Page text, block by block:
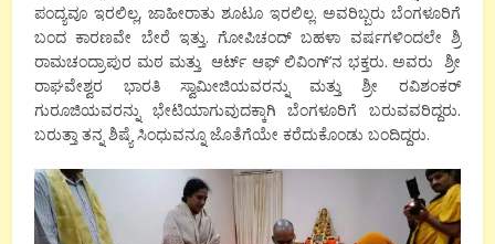
ಪಂದ್ಯವೂ ಇರಲಿಲ್ಲ, ಜಾಹೀರಾತು ಶೂಟೂ ಇರಲಿಲ್ಲ. ಅವರಿಬ್ಬರು ಬೆಂಗಳೂರಿಗೆ
ಬಂದ ಕಾರಣವೇ ಬೇರೆ ಇತ್ತು. ಗೋಪಿಚಂದ್ ಬಹಳಾ ವರ್ಷಗಳಿಂದಲೇ ಶ್ರಿ
ರಾಮಚಂದ್ರಾಪುರ ಮಠ ಮತ್ತು ಆರ್ಟ್ ಆಫ್ ಲಿವಿಂಗ್’ನ ಭಕ್ತರು. ಅವರು ಶ್ರೀ
ರಾಘವೇಶ್ವರ ಭಾರತಿ ಸ್ವಾಮೀಜಿಯವರನ್ನು ಮತ್ತು ಶ್ರೀ ರವಿಶಂಕರ್
ಗುರೂಜಿಯವರನ್ನು ಭೇಟಿಯಾಗುವುದಕ್ಕಾಗಿ ಬೆಂಗಳೂರಿಗೆ ಬರುವವರಿದ್ದರು.
ಬರುತ್ತಾ ತನ್ನ ಶಿಷ್ಯೆ ಸಿಂಧುವನ್ನೂ ಜೊತೆಗೆಯೇ ಕರೆದುಕೊಂಡು ಬಂದಿದ್ದರು.